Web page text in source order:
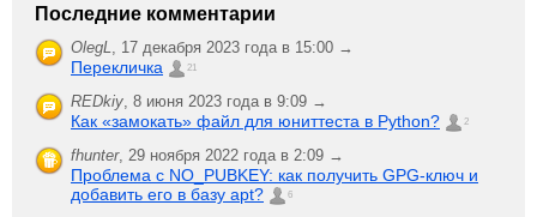
Последние комментарии
OlegL 17 декабря 2023 года в 15:00 →
Перекличка 21
REDkiy 8 июня 2023 года в 9:09 →
Как «замокать» файл для юниттеста в Python? 2
fhunter, 29 ноября 2022 года в 2:09 →
Проблема с NO_PUBKEY: как получить GPG-ключ и
добавить его в базу apt?
6